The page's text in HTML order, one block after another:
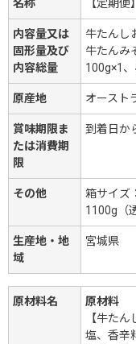
名称 【定期
内容量又は
固形量及び
内容総量
牛たんし
牛たんみ
100g×1
原産地 オースト
賞味期限ま
たは消費期
限
到着日か
その他
箱サイズ
1100g（
生産地・地
域
宮城県
原材料名
原材料
【牛た
塩、香辛